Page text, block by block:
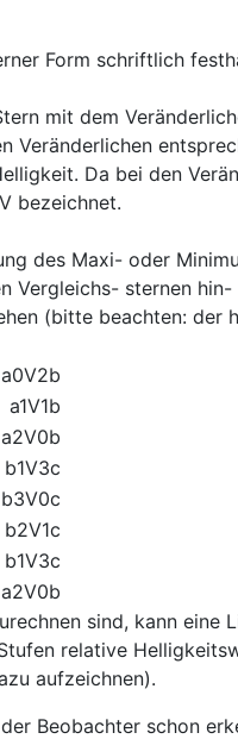
Form schriftlich
mit dem
Veränderlichen
Da bei den
bezeichnet.
des Maxi- oder
Vergleichs- sternen hin-
(bitte beachten:
a0V2b
a1V1b
a2V0b
b1V3c
b3V0c
b2V1c
b1V3c
a2V0b
sind, kann
relative
aufzeichnen).
Beobachter schon